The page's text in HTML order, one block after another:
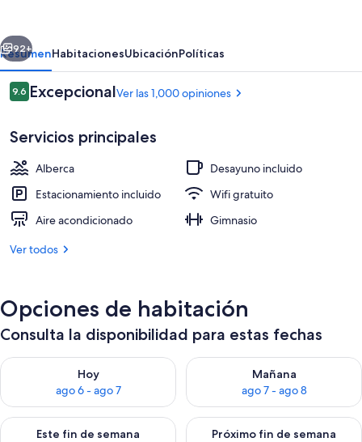
Suites
Lakeland
South
IHG
Exterior
Siguiente
92+
ResumenHabitacionesUbicaciónPolíticas
Opiniones
9.69.6 de 10,
ExcepcionalVer las 1,000 opiniones
Servicios principales
Alberca
Desayuno incluido
Estacionamiento incluido
Wifi gratuito
Aire acondicionado
Gimnasio
Ver todos
Opciones de habitación
Consulta la disponibilidad para estas fechas
Hoy
ago 6 - ago 7
Consulta la disponibilidad para hoy ago 6 - ago 7
Mañana
ago 7 - ago 8
Consulta la disponibilidad
Este fin de semana
Consulta la disponibilidad para este fin de semana ago 7 -
Próximo fin de semana
Consulta la disponibilidad